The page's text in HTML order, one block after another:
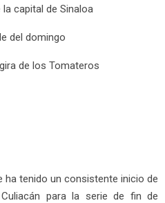
capital de Sinaloa
del domingo
de los Tomateros
ha tenido un consistente inicio de
para la serie de fin de